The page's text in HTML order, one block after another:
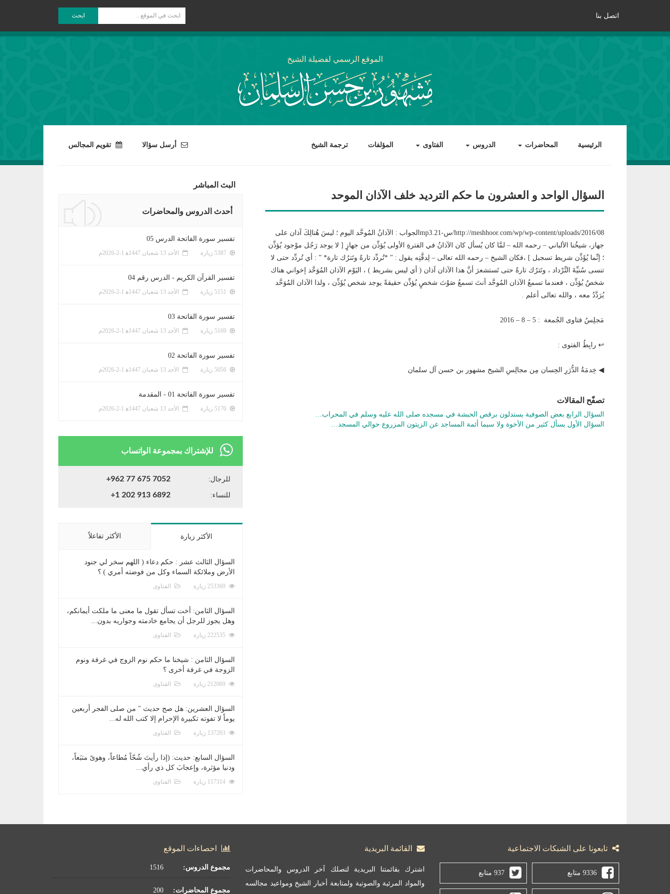
اتصل بنا ابحث
الموقع الرسمي لفضيلة الشيخ
الرئيسية المحاضرات الدروس الفتاوى المؤلفات ترجمة الشيخ أرسل سؤالا تقويم المجالس
السؤال الواحد و العشرون ما حكم الترديد خلف الآذان الموحد
http://meshhoor.com/wp/wp-content/uploads/2016/08/س-21.mp3الجواب : الآذانُ المُوحَّد اليوم ؛ ليسَ هُنالِكَ آذان على
جهاز، شيخُنا الألباني – رحمه الله – لمَّا كان يُسأل كان الآذانُ في الفترةِ الأولى يُؤذِّن من جهازٍ [ لا يوجد رَجُل موْجود يُؤذِّن
؛ إنِّما يُؤَذِّن شريط تسجيل ] ،فكان الشيخ – رحمه الله تعالى – لِدقَّتِه يقول : ” *تُردِّد تارةً وتَترُك تارة* ” : أي تُردِّد حتى لا
تنسى سُنيِّةَ التِّرْداد ، وتَترُك تارةً حتى تَستشعرَ أنَّ هذا الآذان آذان ( أي ليس بشريط ) ، اليَوْم الآذان المُوَحَّد إخواني هناك
شخصٌ يُؤذِّن ، فعندما تسمعُ الآذان المُوحَّد أنتَ تسمعُ صَوْتَ شخصٍ يُؤذِّن حقيقةً يوجد شخص يُؤَذِّن ، ولذا الآذان المُوَحَّد
يُرَدَّدُ معه ، والله تعالى أعلم .
مَجلِسُ فتاوى الجُمعة : 5 – 8 – 2016
↩ رابِطُ الفتوى :
◀ خِدمَةُ الدُّرَرِ الحِسان مِن مجالِسِ الشيخ مشهور بن حسن آل سلمان
تصفّح المقالات
السؤال الرابع بعض الصوفية يستدلون برقص الحبشة في مسجده صلى الله عليه وسلم في المحراب…
السؤال الأول يسأل كثير من الأخوة ولا سيما أئمة المساجد عن الزيتون المزروع حوالي المسجد…
البث المباشر
أحدث الدروس والمحاضرات
تفسير سورة الفاتحة الدرس 05
الأحد 13 شعبان 1447ﻫ 1-2-2026م
تفسير القرآن الكريم - الدرس رقم 04
الأحد 13 شعبان 1447ﻫ 1-2-2026م
تفسير سورة الفاتحة 03
الأحد 13 شعبان 1447ﻫ 1-2-2026م
تفسير سورة الفاتحة 02
الأحد 13 شعبان 1447ﻫ 1-2-2026م
تفسير سورة الفاتحة 01 - المقدمة
الأحد 13 شعبان 1447ﻫ 1-2-2026م
للإشتراك بمجموعة الواتساب
للرجال: +962 77 675 7052
للنساء: +1 202 913 6892
الأكثر زيارة الأكثر تفاعلاً
السؤال الثالث عشر : حكم دعاء ( اللهم سخر لي جنود
الأرض وملائكة السماء وكل من فوضته أمري ) ؟
الفتاوى
السؤال الثامن: أخت تسأل تقول ما معنى ما ملكت أيمانكم،
وهل يجوز للرجل أن يجامع خادمته وجواريه بدون...
الفتاوى
السؤال الثامن : شيخنا ما حكم نوم الزوج في غرفة ونوم
الزوجة في غرفة أخرى ؟
الفتاوى
السؤال العشرين: هل صح حديث " من صلى الفجر أربعين
يوماً لا تفوته تكبيرة الإحرام إلا كتب الله له...
الفتاوى
السؤال السابع: حديث: (إذا رأيتَ شُحّاً مُطاعاً، وهوىً متبَعاً،
ودنيا مؤثرة، وإعجابَ كل ذي رأي...
الفتاوى
تابعونا على الشبكات الاجتماعية
9336 متابع 937 متابع
القائمة البريدية
اشترك بقائمتنا البريدية لتصلك آخر الدروس والمحاضرات
والمواد المرئية والصوتية ولمتابعة أخبار الشيخ ومواعيد مجالسه
احصاءات الموقع
مجموع الدروس:
مجموع المحاضرات: